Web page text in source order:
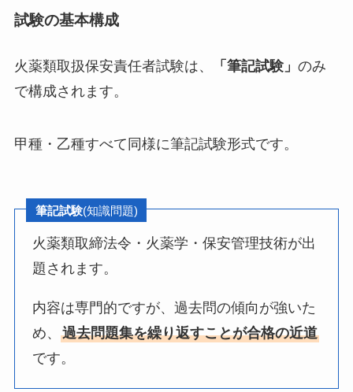
試験の基本構成
火薬類取扱保安責任者試験は、 「筆記試験」 のみ
で構成されます。
甲種・乙種すべて同様に筆記試験形式です。
筆記試験(知識問題)
火薬類取締法令・火薬学・保安管理技術が出
題されます。
内容は専門的ですが、過去問の傾向が強いた
め、過去問題集を繰り返すことが合格の近道
です。